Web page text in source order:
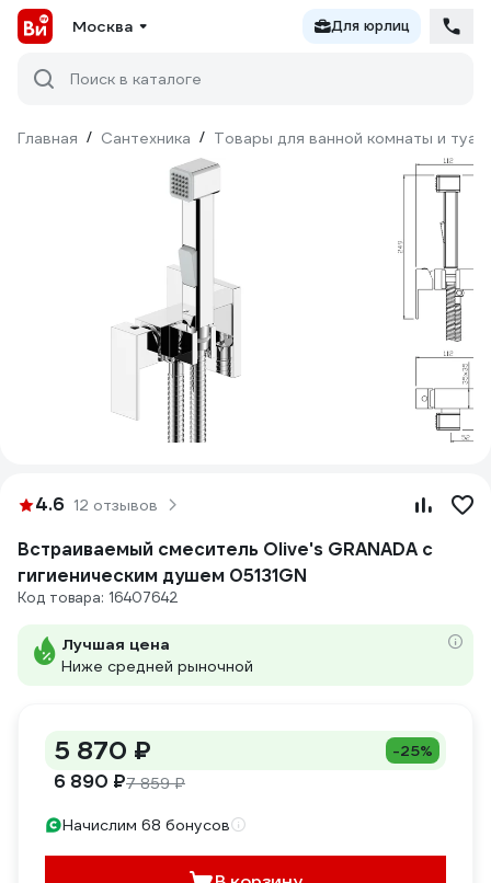
Москва Для юрлиц
Поиск в каталоге
Главная / Сантехника / Товары для ванной комнаты и
4.6 12 отзывов
Встраиваемый смеситель Olive's GRANADA с
гигиеническим душем 05131GN
Код товара: 16407642
Лучшая цена
Ниже средней рыночной
5 870 ₽ -25%
6 890 ₽7 859 ₽
Начислим 68 бонусов